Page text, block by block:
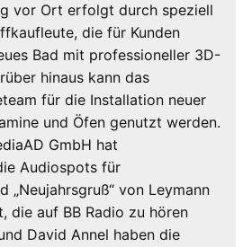
vor Ort erfolgt durch speziell
die für Kunden
Bad mit professioneller 3D-
hinaus kann das
für die Installation neuer
und Öfen genutzt werden.
GmbH hat
Audiospots für
„Neujahrsgruß“ von Leymann
die auf BB Radio zu hören
David Annel haben die